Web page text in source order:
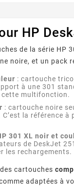
HP
de la série
noire, et un pack
: cartouche
à une 301
cette multifonction.
: cartouche noire
la référence
301 XL noir et
de DeskJet
les rechargements.
cartouches
adaptées à